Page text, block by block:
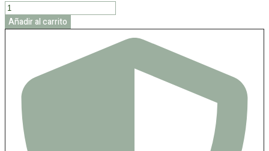
Kit
banco
de
Añadir al carrito